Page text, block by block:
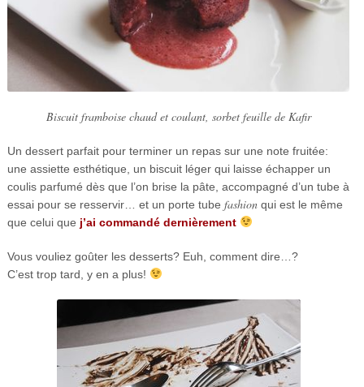
Biscuit framboise chaud et coulant, sorbet feuille de Kafir
Un dessert parfait pour terminer un repas sur une note fruitée:
une assiette esthétique, un biscuit léger qui laisse échapper un
coulis parfumé dès que l’on brise la pâte, accompagné d’un tube à
essai pour se resservir… et un porte tube fashion qui est le même
que celui que j’ai commandé dernièrement
Vous vouliez goûter les desserts? Euh, comment dire…?
C’est trop tard, y en a plus!